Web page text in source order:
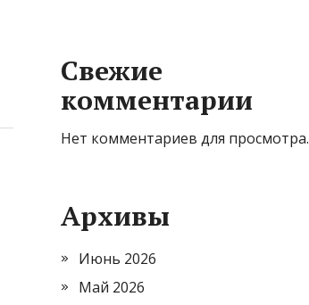
Свежие
комментарии
Нет комментариев для просмотра.
Архивы
Июнь 2026
Май 2026